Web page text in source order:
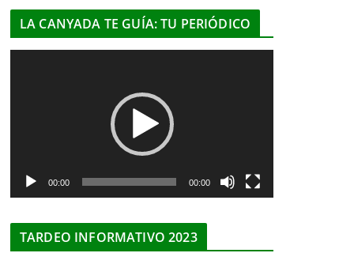
LA CANYADA TE GUÍA: TU PERIÓDICO
c
00:00 00:00
TARDEO INFORMATIVO 2023